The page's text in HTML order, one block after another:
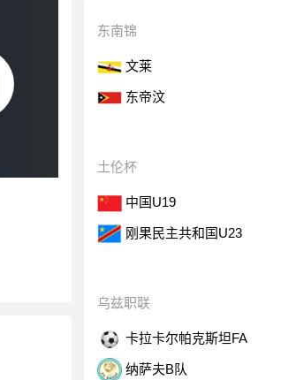
东南锦
文莱
东帝汶
土伦杯
中国U19
刚果民主共和国U23
乌兹职联
卡拉卡尔帕克斯坦FA
纳萨夫B队